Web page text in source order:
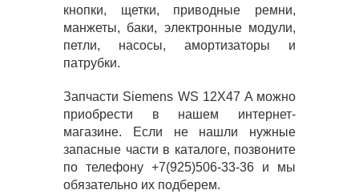
кнопки, щетки, приводные ремни,
манжеты, баки, электронные модули,
петли, насосы, амортизаторы и
патрубки.
Запчасти Siemens WS 12X47 A можно
приобрести в нашем интернет-
магазине. Если не нашли нужные
запасные части в каталоге, позвоните
по телефону +7(925)506-33-36 и мы
обязательно их подберем.